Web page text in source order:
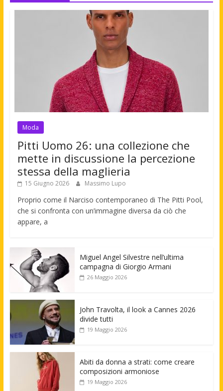
Moda
Pitti Uomo 26: una collezione che
mette in discussione la percezione
stessa della maglieria
15 Giugno 2026 Massimo Lupo
Proprio come il Narciso contemporaneo di The Pitti Pool,
che si confronta con un’immagine diversa da ciò che
appare, a
Miguel Angel Silvestre nell’ultima
campagna di Giorgio Armani
26 Maggio 2026
John Travolta, il look a Cannes 2026
divide tutti
19 Maggio 2026
Abiti da donna a strati: come creare
composizioni armoniose
19 Maggio 2026